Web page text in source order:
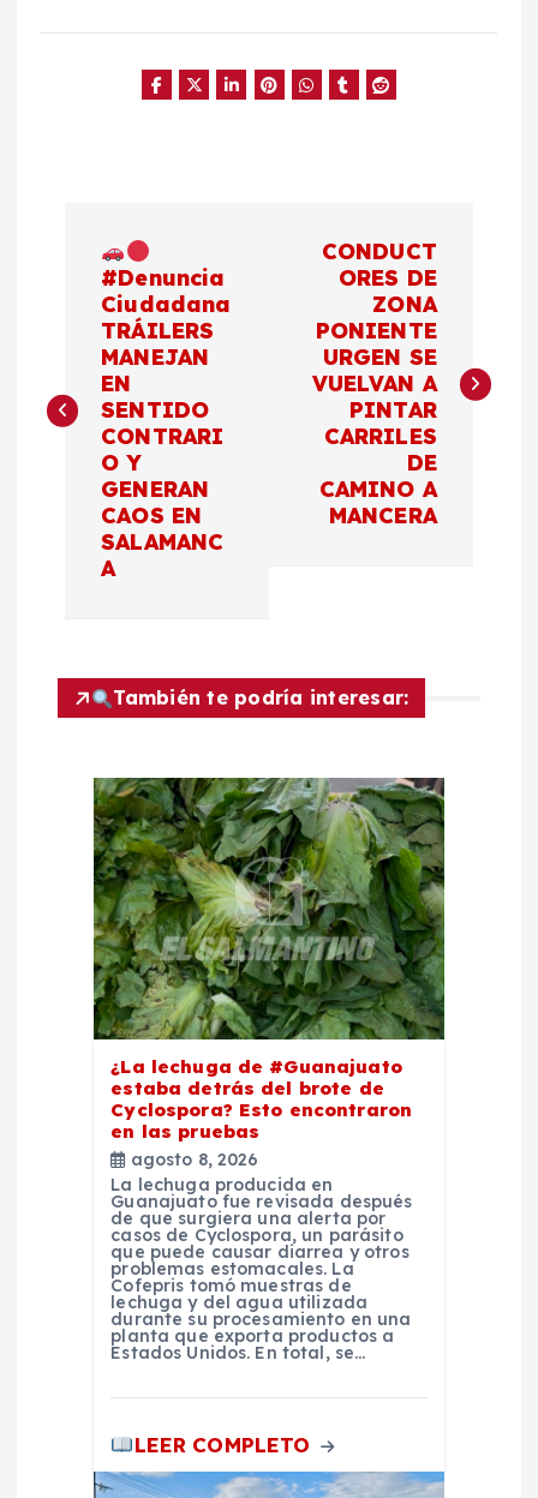
e
ó
#Denuncia
Ciudadana
TRÁILERS
MANEJAN
EN
SENTIDO
CONTRARI
O Y
GENERAN
CAOS EN
SALAMANC
A
CONDUCT
ORES DE
ZONA
PONIENTE
URGEN SE
VUELVAN A
PINTAR
CARRILES
DE
CAMINO A
MANCERA
También te podría interesar:
¿La lechuga de #Guanajuato
estaba detrás del brote de
Cyclospora? Esto encontraron
en las pruebas
agosto 8, 2026
La lechuga producida en
Guanajuato fue revisada después
de que surgiera una alerta por
casos de Cyclospora, un parásito
que puede causar diarrea y otros
problemas estomacales. La
Cofepris tomó muestras de
lechuga y del agua utilizada
durante su procesamiento en una
planta que exporta productos a
Estados Unidos. En total, se…
LEER COMPLETO